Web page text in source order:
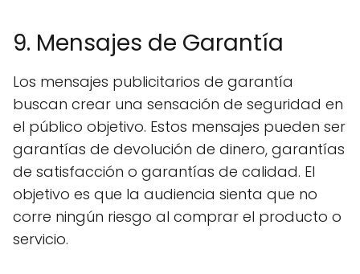
9. Mensajes de Garantía
Los mensajes publicitarios de garantía
buscan crear una sensación de seguridad en
el público objetivo. Estos mensajes pueden ser
garantías de devolución de dinero, garantías
de satisfacción o garantías de calidad. El
objetivo es que la audiencia sienta que no
corre ningún riesgo al comprar el producto o
servicio.